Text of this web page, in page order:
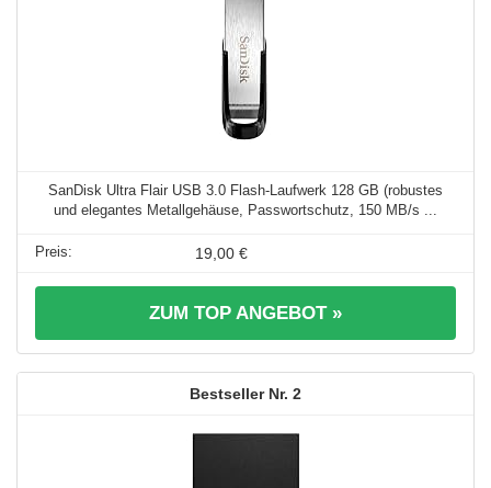
SanDisk Ultra Flair USB 3.0 Flash-Laufwerk 128 GB (robustes
und elegantes Metallgehäuse, Passwortschutz, 150 MB/s ...
19,00 €
ZUM TOP ANGEBOT »
2